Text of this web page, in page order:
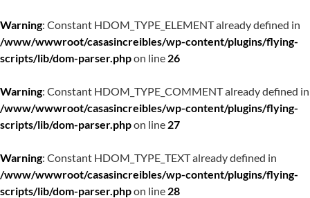
Warning: Constant HDOM_TYPE_ELEMENT already defined in
/www/wwwroot/casasincreibles/wp-content/plugins/flying-
scripts/lib/dom-parser.phpon line 26
Warning: Constant HDOM_TYPE_COMMENT already defined in
/www/wwwroot/casasincreibles/wp-content/plugins/flying-
scripts/lib/dom-parser.phpon line 27
Warning: Constant HDOM_TYPE_TEXT already defined in
/www/wwwroot/casasincreibles/wp-content/plugins/flying-
scripts/lib/dom-parser.phpon line 28